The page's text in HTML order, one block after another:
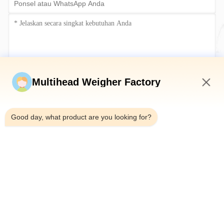
Kirim sekarang
Multihead Weigher Factory
Good day, what product are you looking for?